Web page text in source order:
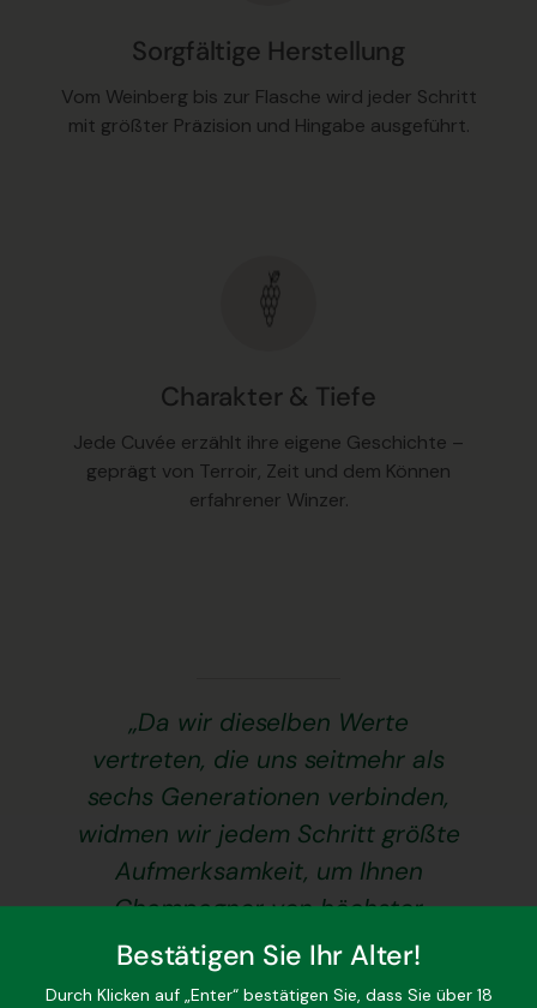
Sorgfältige Herstellung
Vom Weinberg bis zur Flasche wird jeder Schritt
mit größter Präzision und Hingabe ausgeführt.
Charakter & Tiefe
Jede Cuvée erzählt ihre eigene Geschichte –
geprägt von Terroir, Zeit und dem Können
erfahrener Winzer.
„Da wir dieselben Werte
vertreten, die uns seitmehr als
sechs Generationen verbinden,
widmen wir jedem Schritt größte
Aufmerksamkeit, um Ihnen
Champagner von höchster
Qualität zu garantieren. Als
Liebhaber des Pinot Noir seit
Bestätigen Sie Ihr Alter!
Durch Klicken auf „Enter“ bestätigen Sie, dass Sie über 18